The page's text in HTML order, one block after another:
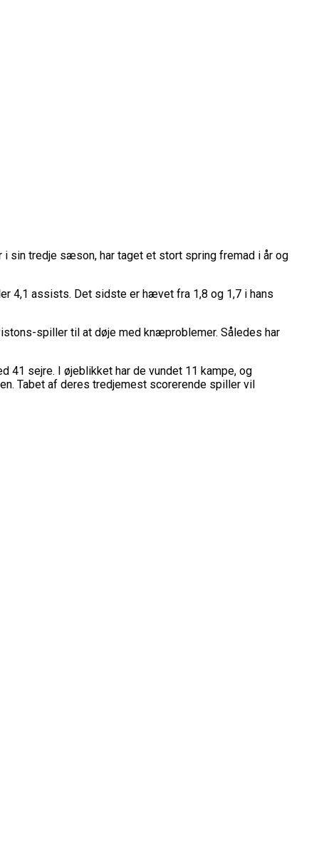
Fremtiden”
Overtidsdrama
Største Scene
OL Nogensinde”
sin tredje sæson, har taget et stort spring fremad i år og
4,1 assists. Det sidste er hævet fra 1,8 og 1,7 i hans
spiller til at døje med knæproblemer. Således har
sejre. I øjeblikket har de vundet 11 kampe, og
Tabet af deres tredjemest scorerende spiller vil